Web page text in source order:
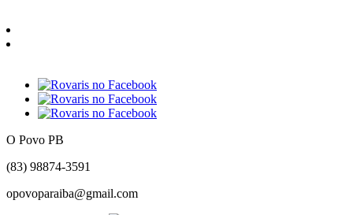
O Povo PB
(83) 98874-3591
opovoparaiba@gmail.com